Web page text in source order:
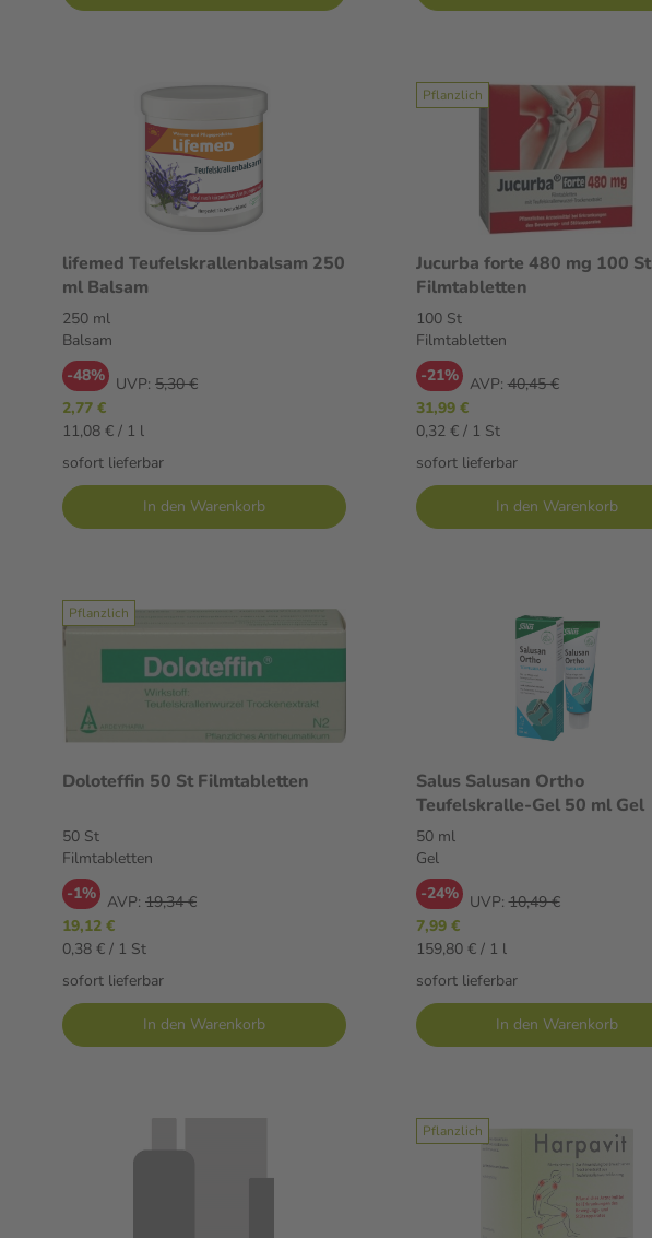
lifemed Teufelskrallenbalsam 250
ml Balsam
250 ml
Balsam
-48% UVP: 5,30 €
2,77 €
11,08 € / 1 l
sofort lieferbar
In den Warenkorb
Pflanzlich
Jucurba forte 480 mg 100 St
Filmtabletten
100 St
Filmtabletten
-21% AVP: 40,45 €
31,99 €
0,32 € / 1 St
sofort lieferbar
In den Warenkorb
Pflanzlich
Doloteffin 50 St Filmtabletten
50 St
Filmtabletten
-1% AVP: 19,34 €
19,12 €
0,38 € / 1 St
sofort lieferbar
In den Warenkorb
Salus Salusan Ortho
Teufelskralle-Gel 50 ml Gel
50 ml
Gel
-24%
UVP: 10,49 €
7,99 €
159,80 € / 1 l
sofort lieferbar
In den Warenkorb
Pflanzlich